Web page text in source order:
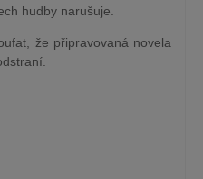
hudby narušuje.
že připravovaná novela